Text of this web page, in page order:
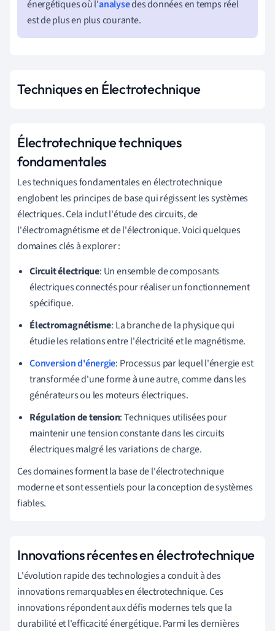
énergétiques où l'analysedes données en temps réel
est de plus en plus courante.
Techniques en Électrotechnique
Électrotechnique techniques
fondamentales
Les techniques fondamentales en électrotechnique
englobent les principes de base qui régissent les systèmes
électriques. Cela inclut l'étude des circuits, de
l'électromagnétisme et de l'électronique. Voici quelques
domaines clés à explorer :
Circuit électrique: Un ensemble de composants
électriques connectés pour réaliser un fonctionnement
spécifique.
Électromagnétisme: La branche de la physique qui
étudie les relations entre l'électricité et le magnétisme.
Conversion d'énergie: Processus par lequel l'énergie est
transformée d'une forme à une autre, comme dans les
générateurs ou les moteurs électriques.
Régulation de tension: Techniques utilisées pour
maintenir une tension constante dans les circuits
électriques malgré les variations de charge.
Ces domaines forment la base de l'électrotechnique
moderne et sont essentiels pour la conception de systèmes
fiables.
Innovations récentes en électrotechnique
L'évolution rapide des technologies a conduit à des
innovations remarquables en électrotechnique. Ces
innovations répondent aux défis modernes tels que la
durabilité et l'efficacité énergétique. Parmi les dernières